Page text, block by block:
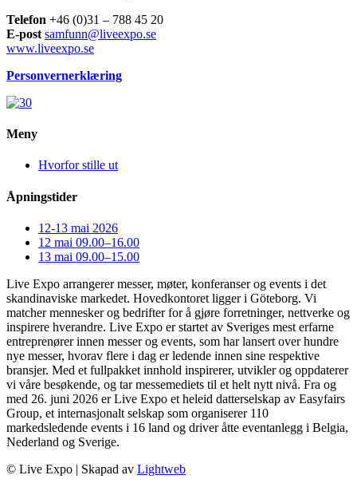
Telefon +46 (0)31 – 788 45 20
E-post samfunn@liveexpo.se
www.liveexpo.se
Personvernerklæring
Meny
Hvorfor stille ut
Åpningstider
12-13 mai 2026
12 mai 09.00–16.00
13 mai 09.00–15.00
Live Expo arrangerer messer, møter, konferanser og events i det
skandinaviske markedet. Hovedkontoret ligger i Göteborg. Vi
matcher mennesker og bedrifter for å gjøre forretninger, nettverke og
inspirere hverandre. Live Expo er startet av Sveriges mest erfarne
entreprenører innen messer og events, som har lansert over hundre
nye messer, hvorav flere i dag er ledende innen sine respektive
bransjer. Med et fullpakket innhold inspirerer, utvikler og oppdaterer
vi våre besøkende, og tar messemediets til et helt nytt nivå. Fra og
med 26. juni 2026 er Live Expo et heleid datterselskap av Easyfairs
Group, et internasjonalt selskap som organiserer 110
markedsledende events i 16 land og driver åtte eventanlegg i Belgia,
Nederland og Sverige.
© Live Expo | Skapad av Lightweb